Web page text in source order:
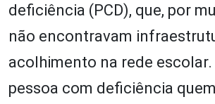
deficiência (PCD), que, por
não encontravam
acolhimento na rede escolar.
pessoa com deficiência